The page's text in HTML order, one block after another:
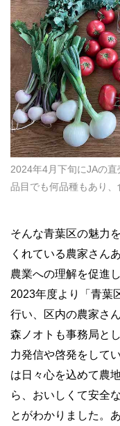
2024年4月下旬にJAの
品目でも何品種もあり
そんな青葉区の魅力
くれている農家さん
農業への理解を促進
2023年度より「青葉
行い、区内の農家さ
森ノオトも事務局と
力発信や啓発をして
は日々心を込めて農
ら、おいしくて安全
とがわかりました。